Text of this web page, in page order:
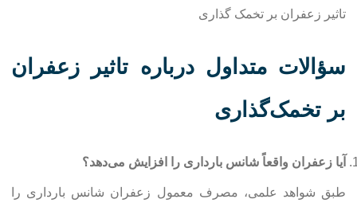
تاثیر زعفران بر تخمک گذاری
سؤالات متداول درباره تاثیر زعفران
بر تخمک‌گذاری
آیا زعفران واقعاً شانس بارداری را افزایش می‌دهد؟
طبق شواهد علمی، مصرف معمول زعفران شانس بارداری را